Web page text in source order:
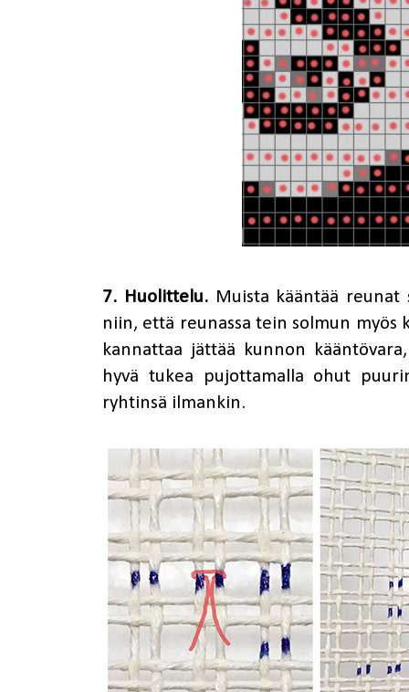
7. Huolittelu.Muista kääntää reunat
niin, että reunassa tein solmun myös
kannattaa jättää kunnon
hyvä tukea pujottamalla ohut
ryhtinsä ilmankin.